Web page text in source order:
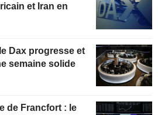
et Iran en
Dax progresse et
semaine solide
de Francfort : le